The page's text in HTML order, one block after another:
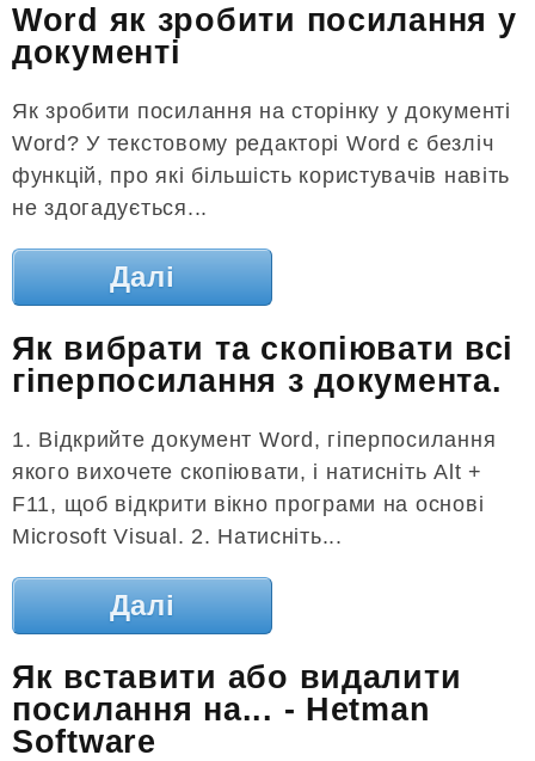
Word як зробити посилання у
документі
Як зробити посилання на сторінку у документі
Word? У текстовому редакторі Word є безліч
функцій, про які більшість користувачів навіть
не здогадується...
Далі
Як вибрати та скопіювати всі
гіперпосилання з документа.
1. Відкрийте документ Word, гіперпосилання
якого вихочете скопіювати, і натисніть Alt +
F11, щоб відкрити вікно програми на основі
Microsoft Visual. 2. Натисніть...
Далі
Як вставити або видалити
посилання на... - Hetman
Software